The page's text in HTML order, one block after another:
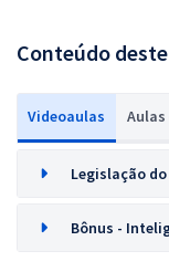
Conteúdo
Videoaulas Aulas
Legislação do
Bônus -